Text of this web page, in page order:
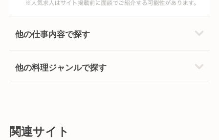
他の仕事内容で探す
他の料理ジャンルで探す
関連サイト